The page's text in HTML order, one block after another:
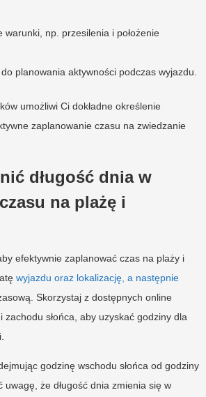
warunki, np. przesilenia i położenie
planowania aktywności podczas wyjazdu.
umożliwi Ci dokładne określenie
zaplanowanie czasu na zwiedzanie
długość dnia w
na plażę i
aby efektywnie zaplanować czas na plaży i
wyjazdu oraz lokalizację, a następnie
Skorzystaj z dostępnych online
zachodu słońca, aby uzyskać godziny dla
godzinę wschodu słońca od godziny
uwagę, że długość dnia zmienia się w